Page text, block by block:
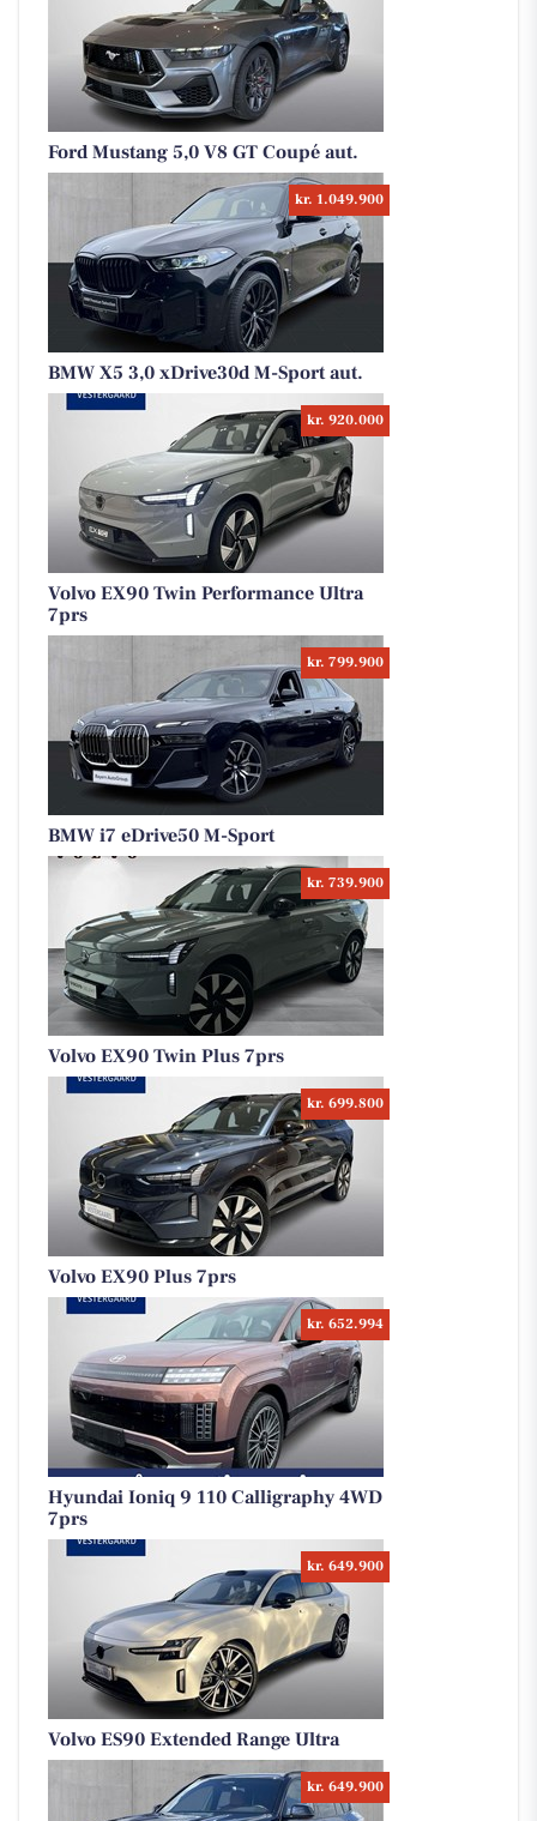
Ford Mustang 5,0 V8 GT Coupé aut.
kr. 1.049.900
BMW X5 3,0 xDrive30d M-Sport aut.
kr. 920.000
Volvo EX90 Twin Performance Ultra
7prs
kr. 799.900
BMW i7 eDrive50 M-Sport
kr. 739.900
Volvo EX90 Twin Plus 7prs
kr. 699.800
Volvo EX90 Plus 7prs
kr. 652.994
Hyundai Ioniq 9 110 Calligraphy 4WD
7prs
kr. 649.900
Volvo ES90 Extended Range Ultra
kr. 649.900